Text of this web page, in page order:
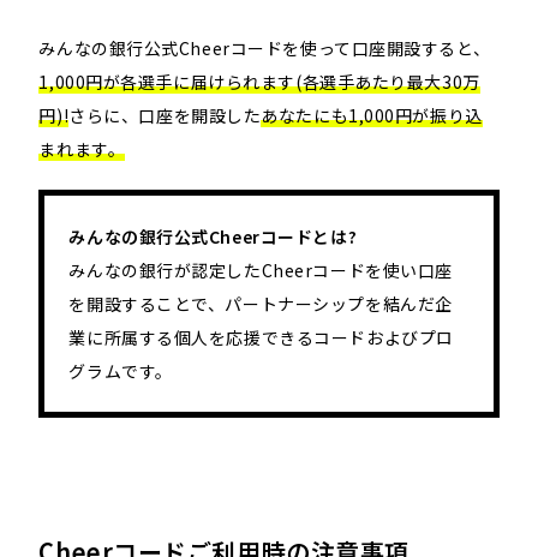
みんなの銀行公式Cheerコードを使って口座開設すると、
1,000円が各選手に届けられます(各選手あたり最大30万
円)​!さらに、口座を開設したあなたにも1,000円が振り込
まれます。
みんなの銀行公式Cheerコードとは?
みんなの銀行が認定したCheerコードを使い口座
を開設することで、パートナーシップを結んだ企
業に所属する個人を応援できるコードおよびプロ
グラムです。